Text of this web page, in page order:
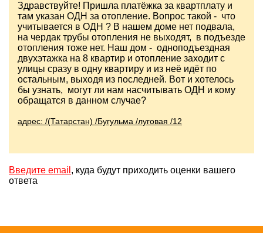
Здравствуйте! Пришла платёжка за квартплату и
там указан ОДН за отопление. Вопрос такой - что
учитывается в ОДН ? В нашем доме нет подвала,
на чердак трубы отопления не выходят, в подъезде
отопления тоже нет. Наш дом - одноподъездная
двухэтажка на 8 квартир и отопление заходит с
улицы сразу в одну квартиру и из неё идёт по
остальным, выходя из последней. Вот и хотелось
бы узнать, могут ли нам насчитывать ОДН и кому
обращатся в данном случае?
адрес: /(Татарстан) /Бугульма /луговая /12
Введите email , куда будут приходить оценки вашего
ответа